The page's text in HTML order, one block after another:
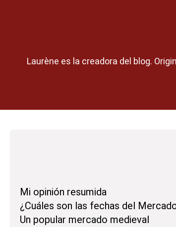
Laurène es la creadora del blog.
Mi opinión resumida
¿Cuáles son las fechas del
Un popular mercado medieval